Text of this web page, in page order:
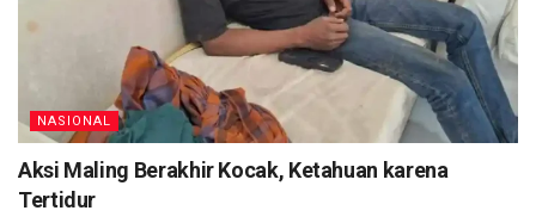
NASIONAL
Aksi Maling Berakhir Kocak, Ketahuan karena
Tertidur